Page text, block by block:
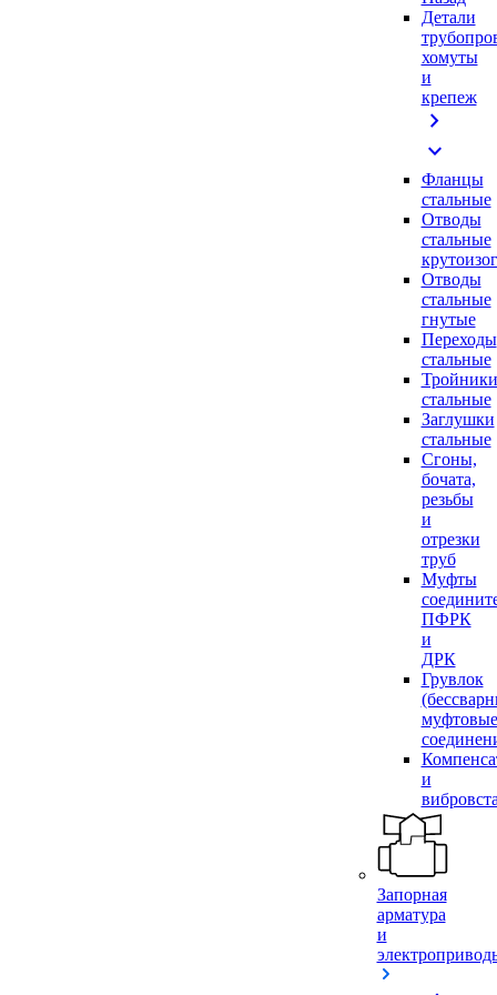
Детали
хомуты
и
крепеж
chevron_right
expand_more
Фланцы
стальные
Отводы
стальные
Отводы
стальные
гнутые
Переходы
стальные
Тройники
стальные
Заглушки
стальные
Сгоны,
бочата,
резьбы
и
отрезки
труб
Муфты
ПФРК
и
ДРК
Грувлок
муфтовые
и
Запорная
арматура
и